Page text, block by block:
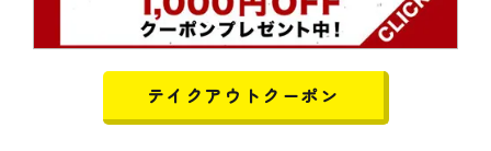
テイクアウトクーポン